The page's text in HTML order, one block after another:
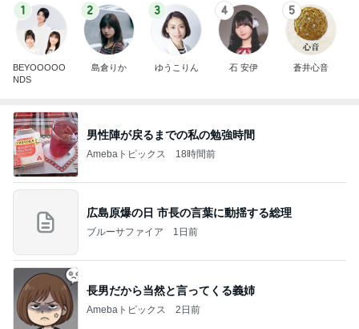
1
BEYOOOOO
NDS
2
島倉りか
3
ゆうこりん
4
石 安伊
5
蒼井心音
男性陣が戻るまでの私の勉強時間
Amebaトピックス 18時間前
広島原爆の日 市長の言葉に動揺する総理
ブルーサファイア 1日前
長男だから当然と言ってくる義姉
Amebaトピックス 2日前